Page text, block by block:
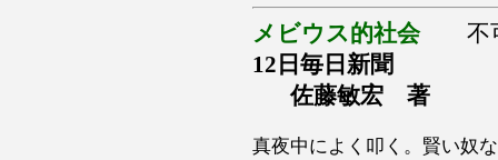
メビウス的社会
不
12日毎日新聞
佐藤敏宏 著
真夜中によく叩く。賢い奴